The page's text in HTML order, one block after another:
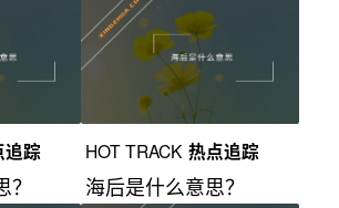
追踪 HOT TRACK 热点追踪
海后是什么意思？